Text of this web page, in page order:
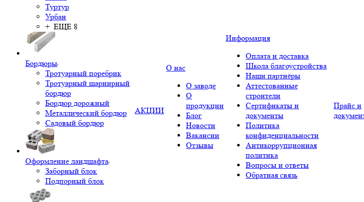
Туртур
Урбан
+ ЕЩЕ 8
Бордюры
Тротуарный поребрик
Тротуарный шарнирный
бордюр
Бордюр дорожный
Металлический бордюр
Садовый бордюр
Оформление ландшафта
Заборный блок
Подпорный блок
АКЦИИ
О нас
О заводе
О
продукции
Блог
Новости
Вакансии
Отзывы
Информация
Оплата и доставка
Школа благоустройства
Наши партнёры
Аттестованные
строители
Сертификаты и
документы
Политика
конфиденциальности
Антикоррупционная
политика
Вопросы и ответы
Обратная связь
Прайс и